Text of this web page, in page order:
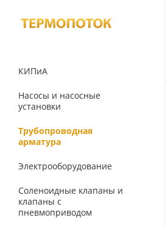
КИПиА
Насосы и насосные
установки
Трубопроводная
арматура
Электрооборудование
Соленоидные клапаны и
клапаны с
пневмоприводом